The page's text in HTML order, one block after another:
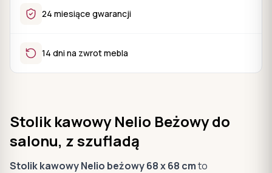
24 miesiące gwarancji
14 dni na zwrot mebla
Stolik kawowy Nelio Beżowy do
salonu, z szufladą
Stolik kawowy Nelio beżowy 68 x 68 cmto